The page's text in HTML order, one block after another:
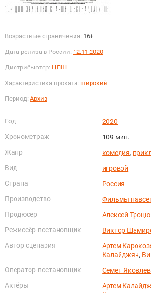
Возрастные ограничения: 16+
Дата релиза в России: 12.11.2020
Дистрибьютор: ЦПШ
Характеристика проката: широкий
Период: Архив
Год
2020
Хронометраж
109 мин.
Жанр
комедия,
Вид
игровой
Страна
Россия
Производство
Фильмы
Продюсер
Алексей
Режиссёр-постановщик
Виктор
Автор сценария
Артем
Калайджян,
Оператор-постановщик
Семен Яковлев
Актёры
Артем